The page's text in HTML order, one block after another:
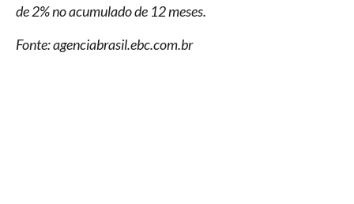
de 2% no acumulado de 12 meses.
Fonte: agenciabrasil.ebc.com.br